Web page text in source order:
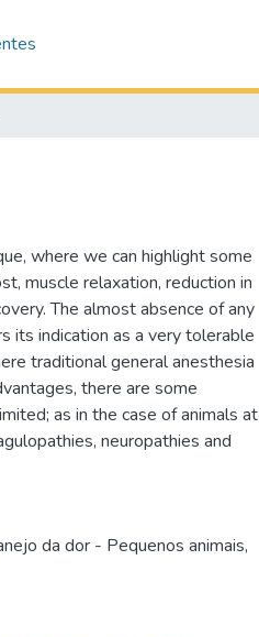
where we can highlight some
muscle relaxation, reduction in
The almost absence of any
its indication as a very tolerable
traditional general anesthesia
there are some
as in the case of animals at
neuropathies and
da dor - Pequenos animais,